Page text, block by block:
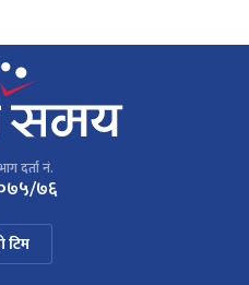
दर्ता नं.
७६
टिम